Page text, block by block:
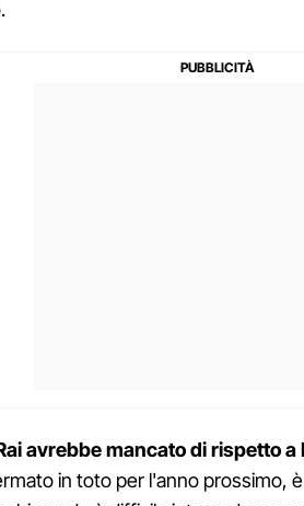
avrebbe mancato di rispetto a
in toto per l'anno prossimo,